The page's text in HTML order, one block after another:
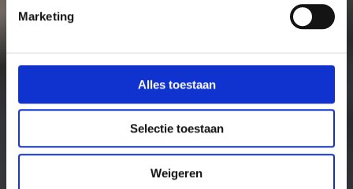
Marketing
Alles toestaan
Selectie toestaan
Weigeren